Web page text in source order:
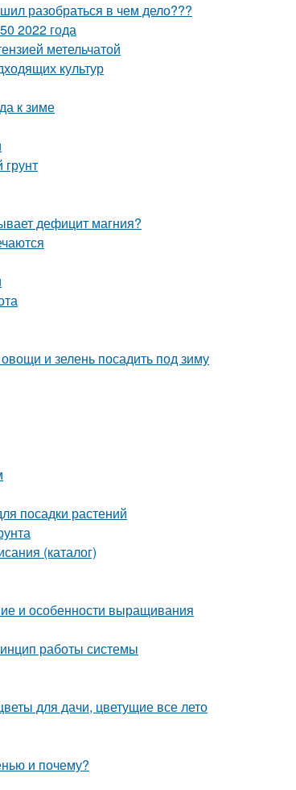
разобраться в чем дело???
2022 года
метельчатой
культур
к зиме
дефицит магния?
и зелень посадить под зиму
посадки растений
(каталог)
и особенности выращивания
работы системы
для дачи, цветущие все лето
и почему?